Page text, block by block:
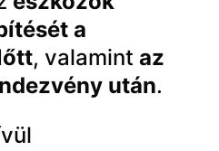
a
, valamint az
után.